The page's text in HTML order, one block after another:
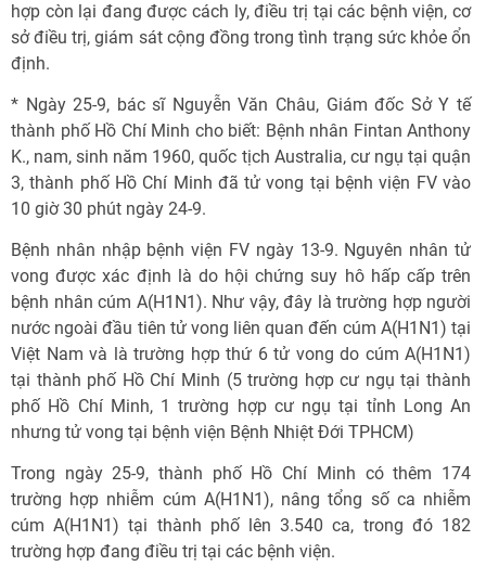
hợp còn lại đang được cách ly, điều trị tại các bệnh viện, cơ
sở điều trị, giám sát cộng đồng trong tình trạng sức khỏe ổn
định.
* Ngày 25-9, bác sĩ Nguyễn Văn Châu, Giám đốc Sở Y tế
thành phố Hồ Chí Minh cho biết: Bệnh nhân Fintan Anthony
K., nam, sinh năm 1960, quốc tịch Australia, cư ngụ tại quận
3, thành phố Hồ Chí Minh đã tử vong tại bệnh viện FV vào
10 giờ 30 phút ngày 24-9.
Bệnh nhân nhập bệnh viện FV ngày 13-9. Nguyên nhân tử
vong được xác định là do hội chứng suy hô hấp cấp trên
bệnh nhân cúm A(H1N1). Như vậy, đây là trường hợp người
nước ngoài đầu tiên tử vong liên quan đến cúm A(H1N1) tại
Việt Nam và là trường hợp thứ 6 tử vong do cúm A(H1N1)
tại thành phố Hồ Chí Minh (5 trường hợp cư ngụ tại thành
phố Hồ Chí Minh, 1 trường hợp cư ngụ tại tỉnh Long An
nhưng tử vong tại bệnh viện Bệnh Nhiệt Đới TPHCM)
Trong ngày 25-9, thành phố Hồ Chí Minh có thêm 174
trường hợp nhiễm cúm A(H1N1), nâng tổng số ca nhiễm
cúm A(H1N1) tại thành phố lên 3.540 ca, trong đó 182
trường hợp đang điều trị tại các bệnh viện.